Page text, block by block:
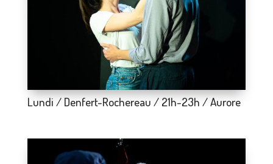
Lundi / Denfert-Rochereau / 21h-23h / Aurore